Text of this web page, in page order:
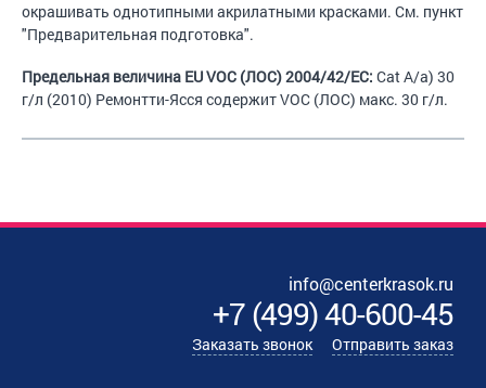
окрашивать однотипными акрилатными красками. См. пункт
"Предварительная подготовка".
Предельная величина EU VOC (ЛОС) 2004/42/EC: Cat A/a) 30
г/л (2010) Ремонтти-Ясся содержит VOC (ЛОС) макс. 30 г/л.
info@centerkrasok.ru
+7(499)40-600-45
Заказать звонок Отправить заказ